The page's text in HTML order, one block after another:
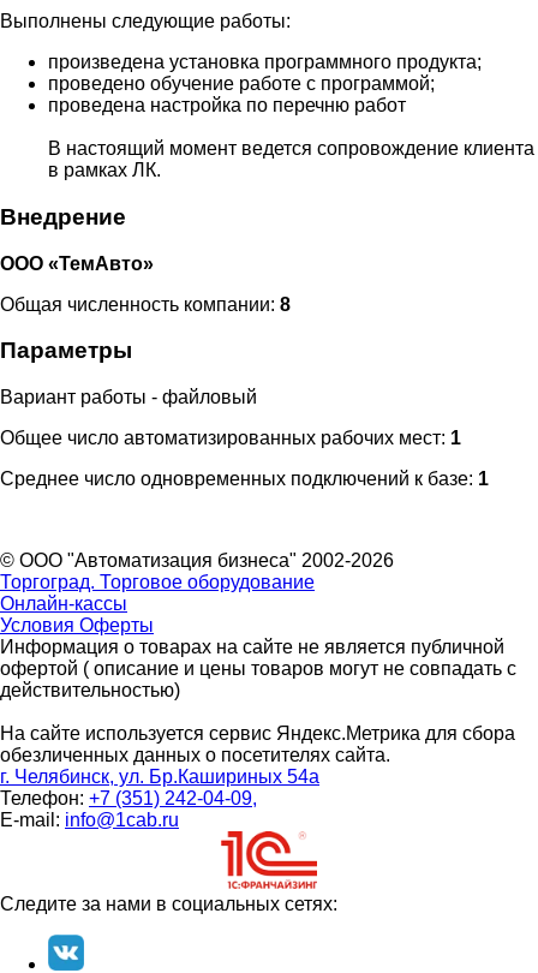
Выполнены следующие работы:
произведена установка программного продукта;
проведено обучение работе с программой;
проведена настройка по перечню работ
В настоящий момент ведется сопровождение клиента
в рамках ЛК.
Внедрение
ООО «ТемАвто»
Общая численность компании: 8
Параметры
Вариант работы - файловый
Общее число автоматизированных рабочих мест: 1
Среднее число одновременных подключений к базе: 1
© ООО "Автоматизация бизнеса" 2002-2026
Торгоград. Торговое оборудование
Онлайн-кассы
Условия Оферты
Информация о товарах на сайте не является публичной
офертой ( описание и цены товаров могут не совпадать с
действительностью)
На сайте используется сервис Яндекс.Метрика для сбора
обезличенных данных о посетителях сайта.
г. Челябинск, ул. Бр.Кашириных 54а
Телефон: +7 (351) 242-04-09,
E-mail: info@1cab.ru
Следите за нами в социальных сетях: